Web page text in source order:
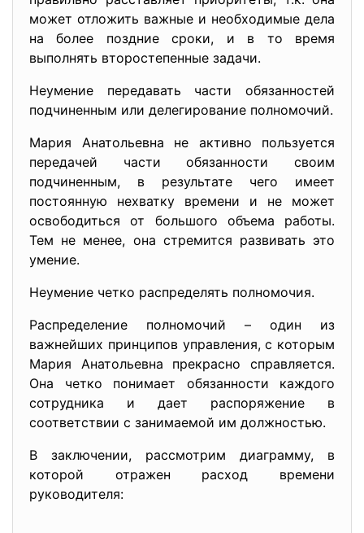
может отложить важные и необходимые дела
на более поздние сроки, и в то время
выполнять второстепенные задачи.
Неумение передавать части обязанностей
подчиненным или делегирование полномочий.
Мария Анатольевна не активно пользуется
передачей части обязанности своим
подчиненным, в результате чего имеет
постоянную нехватку времени и не может
освободиться от большого объема работы.
Тем не менее, она стремится развивать это
умение.
Неумение четко распределять полномочия.
Распределение полномочий – один из
важнейших принципов управления, с которым
Мария Анатольевна прекрасно справляется.
Она четко понимает обязанности каждого
сотрудника и дает распоряжение в
соответствии с занимаемой им должностью.
В заключении, рассмотрим диаграмму, в
которой отражен расход времени
руководителя: